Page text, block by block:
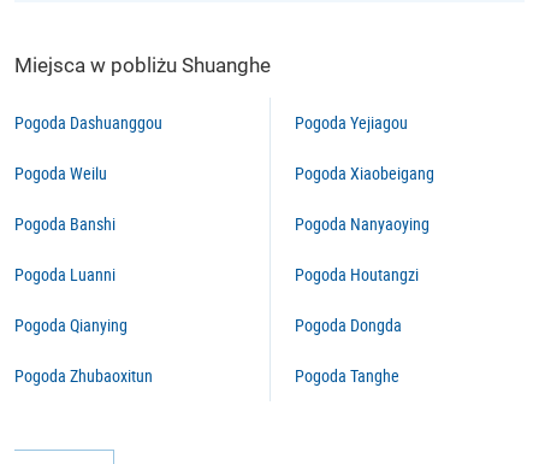
Miejsca w pobliżu Shuanghe
Pogoda Dashuanggou
Pogoda Weilu
Pogoda Banshi
Pogoda Luanni
Pogoda Qianying
Pogoda Zhubaoxitun
Pogoda Yejiagou
Pogoda Xiaobeigang
Pogoda Nanyaoying
Pogoda Houtangzi
Pogoda Dongda
Pogoda Tanghe